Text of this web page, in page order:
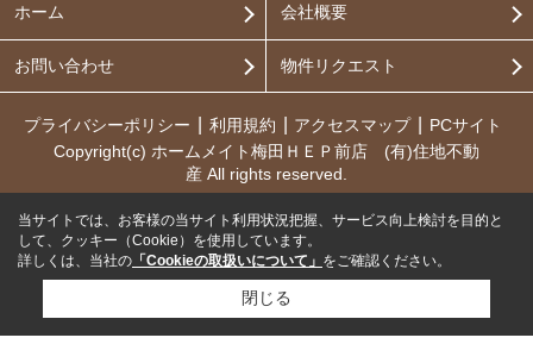
ホーム 会社概要
お問い合わせ 物件リクエスト
プライバシーポリシー 利用規約 アクセスマップ
PCサイト
Copyright(c) ホームメイト梅田ＨＥＰ前店 (有)住地不動
産 All rights reserved.
当サイトでは、お客様の当サイト利用状況把握、サービス向上検討を目的と
して、クッキー（Cookie）を使用しています。
詳しくは、当社の 「Cookieの取扱いについて」 をご確認ください。
閉じる